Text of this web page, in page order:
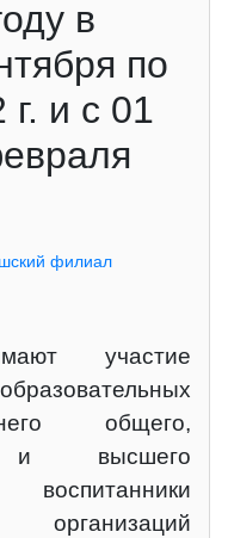
в
по
и с 01
филиал
участие
общего,
и высшего